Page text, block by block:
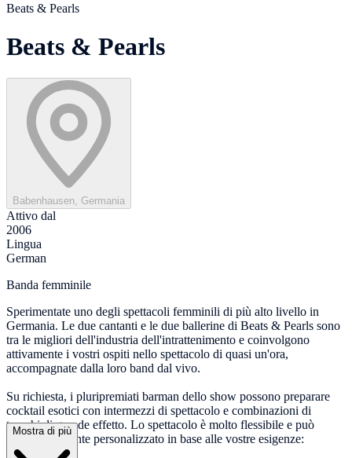
Beats & Pearls
Beats & Pearls
Babenhausen, Germania
Attivo dal
2006
Lingua
German
Banda femminile
Sperimentate uno degli spettacoli femminili di più alto livello in
Germania. Le due cantanti e le due ballerine di Beats & Pearls sono
tra le migliori dell'industria dell'intrattenimento e coinvolgono
attivamente i vostri ospiti nello spettacolo di quasi un'ora,
accompagnate dalla loro band dal vivo.
Su richiesta, i pluripremiati barman dello show possono preparare
cocktail esotici con intermezzi di spettacolo e combinazioni di
trucchi di grande effetto. Lo spettacolo è molto flessibile e può
essere facilmente personalizzato in base alle vostre esigenze:
Mostra di più